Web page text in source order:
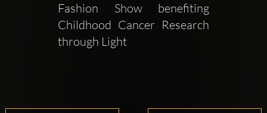
Fashion Show benefiting
Childhood Cancer Research
through Light